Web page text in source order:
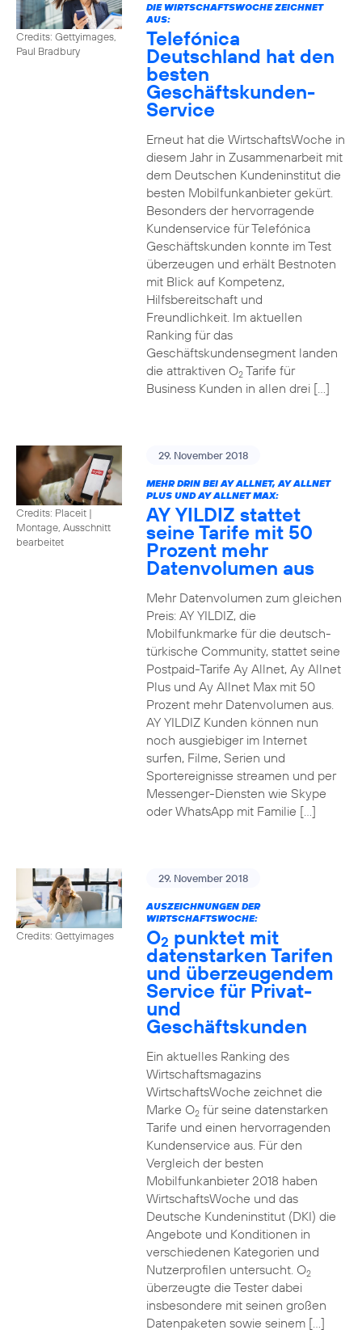
Credits: Gettyimages,
Paul Bradbury
DIE WIRTSCHAFTSWOCHE ZEICHNET
AUS:
Telefónica
Deutschland hat den
besten
Geschäftskunden-
Service
Erneut hat die WirtschaftsWoche in
diesem Jahr in Zusammenarbeit mit
dem Deutschen Kundeninstitut die
besten Mobilfunkanbieter gekürt.
Besonders der hervorragende
Kundenservice für Telefónica
Geschäftskunden konnte im Test
überzeugen und erhält Bestnoten
mit Blick auf Kompetenz,
Hilfsbereitschaft und
Freundlichkeit. Im aktuellen
Ranking für das
Geschäftskundensegment landen
die attraktiven O2Tarife für
Business Kunden in allen drei […]
Credits: Placeit |
Montage, Ausschnitt
bearbeitet
29. November 2018
MEHR DRIN BEI AY ALLNET, AY ALLNET
PLUS UND AY ALLNET MAX:
AY YILDIZ stattet
seine Tarife mit 50
Prozent mehr
Datenvolumen aus
Mehr Datenvolumen zum gleichen
Preis: AY YILDIZ, die
Mobilfunkmarke für die deutsch-
türkische Community, stattet seine
Postpaid-Tarife Ay Allnet, Ay Allnet
Plus und Ay Allnet Max mit 50
Prozent mehr Datenvolumen aus.
AY YILDIZ Kunden können nun
noch ausgiebiger im Internet
surfen, Filme, Serien und
Sportereignisse streamen und per
Messenger-Diensten wie Skype
oder WhatsApp mit Familie […]
Credits: Gettyimages
29. November 2018
AUSZEICHNUNGEN DER
WIRTSCHAFTSWOCHE:
O2 punktet mit
datenstarken Tarifen
und überzeugendem
Service für Privat-
und
Geschäftskunden
Ein aktuelles Ranking des
Wirtschaftsmagazins
WirtschaftsWoche zeichnet die
Marke O2für seine datenstarken
Tarife und einen hervorragenden
Kundenservice aus. Für den
Vergleich der besten
Mobilfunkanbieter 2018 haben
WirtschaftsWoche und das
Deutsche Kundeninstitut (DKI) die
Angebote und Konditionen in
verschiedenen Kategorien und
Nutzerprofilen untersucht. O2
überzeugte die Tester dabei
insbesondere mit seinen großen
Datenpaketen sowie seinem […]